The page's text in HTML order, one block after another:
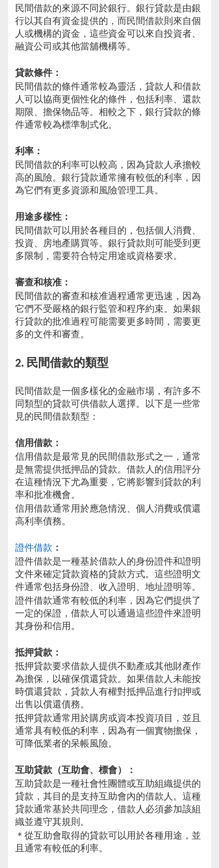
民間借款的來源不同於銀行。銀行貸款是由銀
行以其自有資金提供的，而民間借款則來自個
人或機構的資金，這些資金可以來自投資者、
融資公司或其他當舖機構等。
貸款條件：
民間借款的條件通常較為靈活，貸款人和借款
人可以協商更個性化的條件，包括利率、還款
期限、擔保物品等。相較之下，銀行貸款的條
件通常較為標準制式化。
利率：
民間借款的利率可以較高，因為貸款人承擔較
高的風險。銀行貸款通常擁有較低的利率，因
為它們有更多資源和風險管理工具。
用途多樣性：
民間借款可以用於各種目的，包括個人消費、
投資、房地產購買等。銀行貸款則可能受到更
多限制，需要符合特定用途或資格要求。
審查和核准：
民間借款的審查和核准過程通常更迅速，因為
它們不受嚴格的銀行監管和程序約束。如果銀
行貸款的批准過程可能需要更多時間，需要更
多的文件和審查。
2. 民間借款的類型
民間借款是一個多樣化的金融市場，有許多不
同類型的貸款可供借款人選擇。以下是一些常
見的民間借款類型：
信用借款：
信用借款是最常見的民間借款形式之一，通常
是無需提供抵押品的貸款。借款人的信用評分
在這種情況下尤為重要，它將影響到貸款的利
率和批准機會。
信用借款通常用於應急情況、個人消費或償還
高利率債務。
證件借款 ：
證件借款是一種基於借款人的身份證件和證明
文件來確定貸款資格的貸款方式。這些證明文
件通常包括身份證、收入證明、地址證明等。
證件借款通常有較低的利率，因為它們提供了
一定的保證，借款人可以通過這些證件來證明
其身份和信用。
抵押貸款：
抵押貸款要求借款人提供不動產或其他財產作
為擔保，以確保償還貸款。如果借款人未能按
時償還貸款，貸款人有權對抵押品進行扣押或
出售以償還債務。
抵押貸款通常用於購房或資本投資項目，並且
通常具有較低的利率，因為有一個實物擔保，
可降低業者的呆帳風險。
互助貸款（互助會、標會）：
互助貸款是一種社會性團體或互助組織提供的
貸款，其目的是支持互助會內的借款人。這種
貸款通常基於共同理念，借款人必須參加該組
織並遵守其規則。
＊從互助會取得的貸款可以用於各種用途，並
且通常有較低的利率。